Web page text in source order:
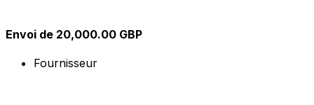
Envoi de 20,000.00 GBP
Fournisseur